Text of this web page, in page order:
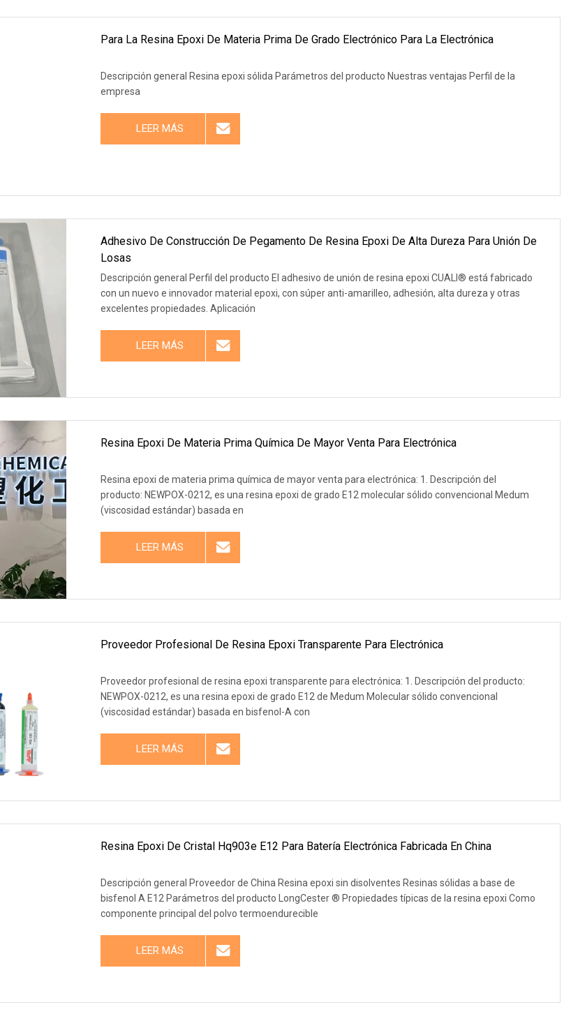
Para La Resina Epoxi De Materia Prima De Grado Electrónico Para La Electrónica
Descripción general Resina epoxi sólida Parámetros del producto Nuestras ventajas Perfil de la
empresa
LEER MÁS
Adhesivo De Construcción De Pegamento De Resina Epoxi De Alta Dureza Para Unión De
Losas
Descripción general Perfil del producto El adhesivo de unión de resina epoxi CUALI® está fabricado
con un nuevo e innovador material epoxi, con súper anti-amarilleo, adhesión, alta dureza y otras
excelentes propiedades. Aplicación
LEER MÁS
Resina Epoxi De Materia Prima Química De Mayor Venta Para Electrónica
Resina epoxi de materia prima química de mayor venta para electrónica: 1. Descripción del
producto: NEWPOX-0212, es una resina epoxi de grado E12 molecular sólido convencional Medum
(viscosidad estándar) basada en
LEER MÁS
Proveedor Profesional De Resina Epoxi Transparente Para Electrónica
Proveedor profesional de resina epoxi transparente para electrónica: 1. Descripción del producto:
NEWPOX-0212, es una resina epoxi de grado E12 de Medum Molecular sólido convencional
(viscosidad estándar) basada en bisfenol-A con
LEER MÁS
Resina Epoxi De Cristal Hq903e E12 Para Batería Electrónica Fabricada En China
Descripción general Proveedor de China Resina epoxi sin disolventes Resinas sólidas a base de
bisfenol A E12 Parámetros del producto LongCester ® Propiedades típicas de la resina epoxi Como
componente principal del polvo termoendurecible
LEER MÁS